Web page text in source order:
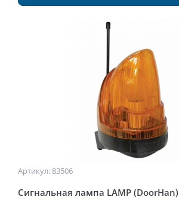
Артикул: 83506
Сигнальная лампа LAMP (DoorHan)